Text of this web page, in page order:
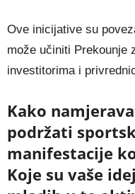
Ove inicijative su
može učiniti Prekounje
investitorima i
Kako
podržati
manifestacije
Koje su vaše